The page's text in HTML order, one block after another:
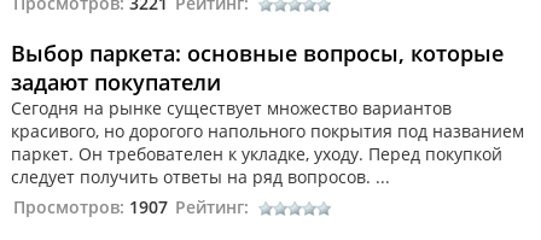
Выбор паркета: основные вопросы, которые
задают покупатели
Сегодня на рынке существует множество вариантов
красивого, но дорогого напольного покрытия под названием
паркет. Он требователен к укладке, уходу. Перед покупкой
следует получить ответы на ряд вопросов. ...
Просмотров: 1907 Рейтинг: